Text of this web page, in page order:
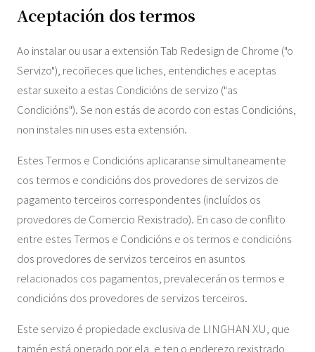
Aceptación dos termos
Ao instalar ou usar a extensión Tab Redesign de Chrome ("o
Servizo"), recoñeces que liches, entendiches e aceptas
estar suxeito a estas Condicións de servizo ("as
Condicións"). Se non estás de acordo con estas Condicións,
non instales nin uses esta extensión.
Estes Termos e Condicións aplicaranse simultaneamente
cos termos e condicións dos provedores de servizos de
pagamento terceiros correspondentes (incluídos os
provedores de Comercio Rexistrado). En caso de conflito
entre estes Termos e Condicións e os termos e condicións
dos provedores de servizos terceiros en asuntos
relacionados cos pagamentos, prevalecerán os termos e
condicións dos provedores de servizos terceiros.
Este servizo é propiedade exclusiva de LINGHAN XU, que
tamén está operado por ela, e ten o enderezo rexistrado